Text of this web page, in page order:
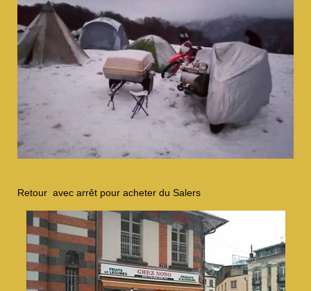
Retour avec arrêt pour acheter du Salers